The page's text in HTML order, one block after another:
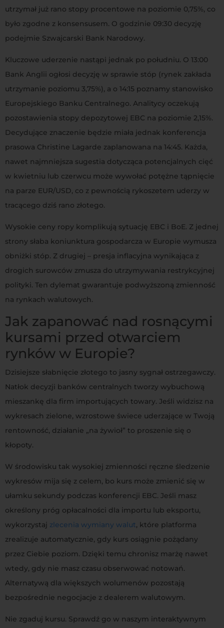
utrzymał już rano stopy procentowe na poziomie 0,75%, co
było zgodne z konsensusem. O godzinie 09:30 decyzję
podejmie Szwajcarski Bank Narodowy.
Kluczowe uderzenie nastąpi jednak po południu. O 13:00
Bank Anglii ogłosi decyzję w sprawie stóp (rynek zakłada
utrzymanie poziomu 3,75%), a o 14:15 poznamy stanowisko
Europejskiego Banku Centralnego. Analitycy oczekują
pozostawienia stopy depozytowej EBC na poziomie 2,15%.
Decydujące znaczenie będzie miała jednak konferencja
prasowa Christine Lagarde zaplanowana na 14:45. Każda,
nawet najmniejsza sugestia dotycząca potencjalnych cięć
w kwietniu lub czerwcu może wywołać potężne tąpnięcie
na parze EUR/USD, co z pewnością rykoszetem uderzy w
tracącego dziś rano złotego.
Wysokie ceny ropy komplikują sytuację EBC i BoE. Z jednej
strony słaba koniunktura gospodarcza w Europie wymusza
obniżki stóp. Z drugiej – presja inflacyjna wynikająca z
drogich surowców zmusza do utrzymywania restrykcyjnej
polityki. Ten dylemat gwarantuje podwyższoną zmienność
na rynkach walutowych.
Jak zapanować nad rosnącymi
kursami przed otwarciem
rynków w Europie?
Dzisiejsze słabnięcie złotego to jasny sygnał ostrzegawczy.
Natłok decyzji banków centralnych tworzy wybuchową
mieszankę dla firm importujących towary. Jeśli widzisz na
wykresach zielone, wzrostowe świece uderzające w Twoją
rentowność, działanie „na żywioł” to proszenie się o
kłopoty.
W środowisku tak wysokiej zmienności ręczne śledzenie
wykresów mija się z celem, bo kurs może zmienić się w
ułamku sekundy podczas konferencji EBC. Jeśli masz
określony próg opłacalności dla importu lub eksportu,
wykorzystaj zlecenia wymiany walut, które platforma
zrealizuje automatycznie, gdy kurs osiągnie pożądany
przez Ciebie poziom. Dzięki temu chronisz marżę nawet
wtedy, gdy nie masz czasu obserwować notowań.
Alternatywą dla większych wolumenów pozostają
bezpośrednie negocjacje z dealerem walutowym.
Nie zgaduj kursu. Sprawdź go w naszym interaktywnym